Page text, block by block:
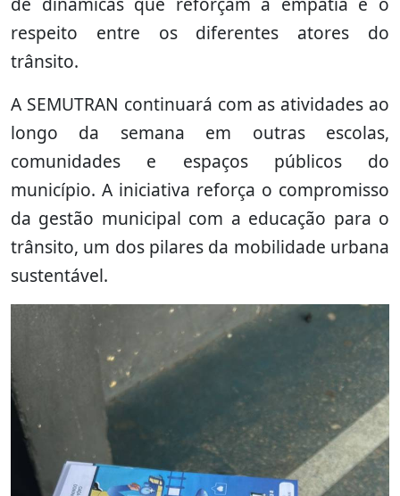
respeito entre os diferentes atores do
trânsito.
A SEMUTRAN continuará com as atividades ao
longo da semana em outras escolas,
comunidades e espaços públicos do
município. A iniciativa reforça o compromisso
da gestão municipal com a educação para o
trânsito, um dos pilares da mobilidade urbana
sustentável.